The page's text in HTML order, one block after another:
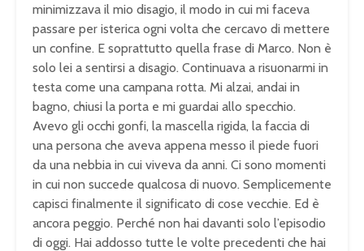
minimizzava il mio disagio, il modo in cui mi faceva
passare per isterica ogni volta che cercavo di mettere
un confine. E soprattutto quella frase di Marco. Non è
solo lei a sentirsi a disagio. Continuava a risuonarmi in
testa come una campana rotta. Mi alzai, andai in
bagno, chiusi la porta e mi guardai allo specchio.
Avevo gli occhi gonfi, la mascella rigida, la faccia di
una persona che aveva appena messo il piede fuori
da una nebbia in cui viveva da anni. Ci sono momenti
in cui non succede qualcosa di nuovo. Semplicemente
capisci finalmente il significato di cose vecchie. Ed è
ancora peggio. Perché non hai davanti solo l’episodio
di oggi. Hai addosso tutte le volte precedenti che hai